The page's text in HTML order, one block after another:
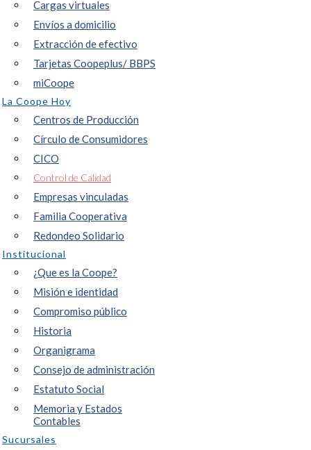
Cargas virtuales
Envíos a domicilio
Extracción de efectivo
Tarjetas Coopeplus/ BBPS
miCoope
La Coope Hoy
Centros de Producción
Círculo de Consumidores
CICO
Control de Calidad
Empresas vinculadas
Familia Cooperativa
Redondeo Solidario
Institucional
¿Que es la Coope?
Misión e identidad
Compromiso público
Historia
Organigrama
Consejo de administración
Estatuto Social
Memoria y Estados
Contables
Sucursales